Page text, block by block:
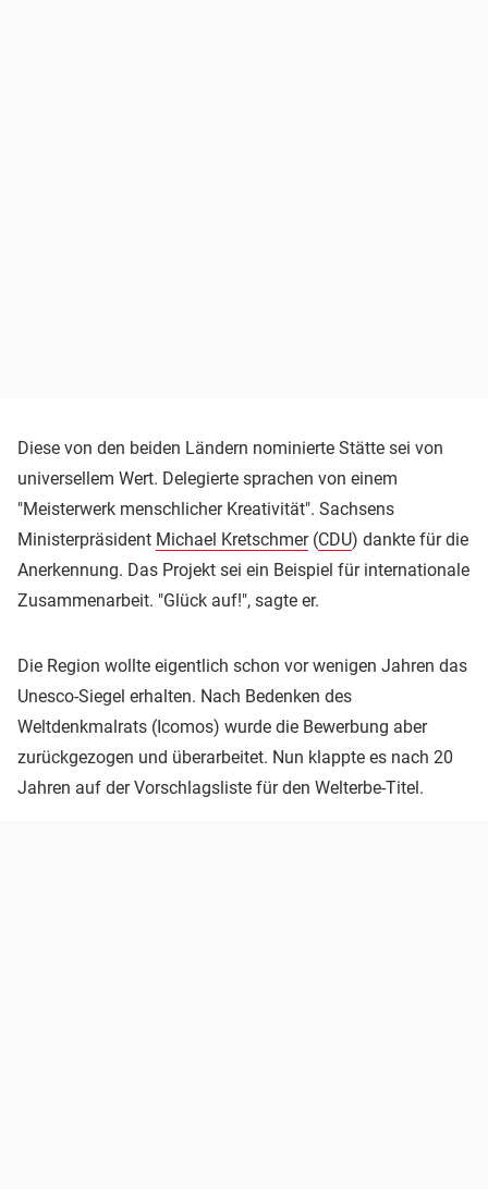
Diese von den beiden Ländern nominierte Stätte sei von
universellem Wert. Delegierte sprachen von einem
"Meisterwerk menschlicher Kreativität". Sachsens
Ministerpräsident Michael Kretschmer(CDU) dankte für die
Anerkennung. Das Projekt sei ein Beispiel für internationale
Zusammenarbeit. "Glück auf!", sagte er.
Die Region wollte eigentlich schon vor wenigen Jahren das
Unesco-Siegel erhalten. Nach Bedenken des
Weltdenkmalrats (Icomos) wurde die Bewerbung aber
zurückgezogen und überarbeitet. Nun klappte es nach 20
Jahren auf der Vorschlagsliste für den Welterbe-Titel.